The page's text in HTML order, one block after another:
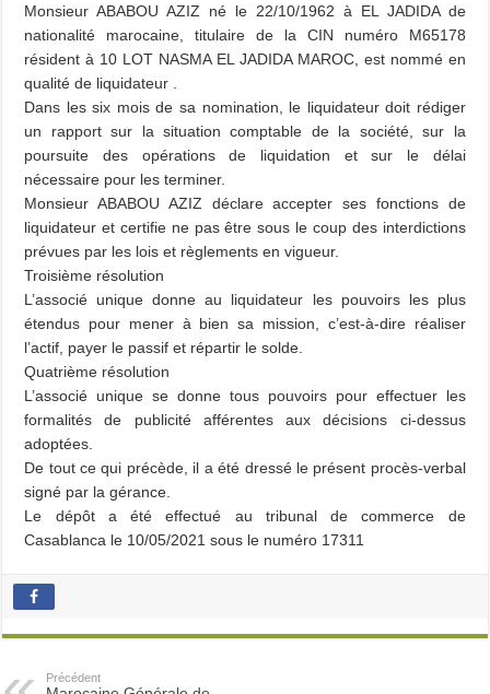
Monsieur ABABOU AZIZ né le 22/10/1962 à EL JADIDA de
nationalité marocaine, titulaire de la CIN numéro M65178
résident à 10 LOT NASMA EL JADIDA MAROC, est nommé en
qualité de liquidateur .
Dans les six mois de sa nomination, le liquidateur doit rédiger
un rapport sur la situation comptable de la société, sur la
poursuite des opérations de liquidation et sur le délai
nécessaire pour les terminer.
Monsieur ABABOU AZIZ déclare accepter ses fonctions de
liquidateur et certifie ne pas être sous le coup des interdictions
prévues par les lois et règlements en vigueur.
Troisième résolution
L’associé unique donne au liquidateur les pouvoirs les plus
étendus pour mener à bien sa mission, c’est-à-dire réaliser
l’actif, payer le passif et répartir le solde.
Quatrième résolution
L’associé unique se donne tous pouvoirs pour effectuer les
formalités de publicité afférentes aux décisions ci-dessus
adoptées.
De tout ce qui précède, il a été dressé le présent procès-verbal
signé par la gérance.
Le dépôt a été effectué au tribunal de commerce de
Casablanca le 10/05/2021 sous le numéro 17311
Précédent